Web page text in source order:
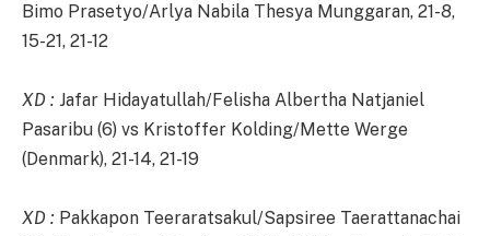
Bimo Prasetyo/Arlya Nabila Thesya Munggaran, 21-8,
15-21, 21-12
XD : Jafar Hidayatullah/Felisha Albertha Natjaniel
Pasaribu (6) vs Kristoffer Kolding/Mette Werge
(Denmark), 21-14, 21-19
XD : Pakkapon Teeraratsakul/Sapsiree Taerattanachai